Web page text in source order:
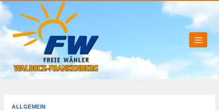
Zum
Inhalt
springen
ALLGEMEIN